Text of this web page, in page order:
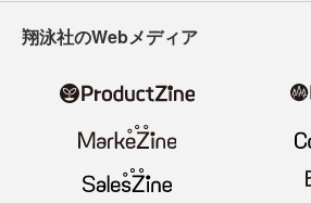
翔泳社のWebメディア